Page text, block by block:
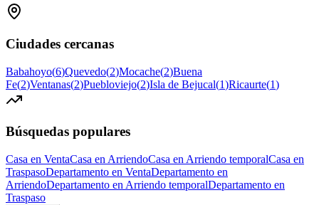
Ciudades cercanas
Babahoyo(6)Quevedo(2)Mocache(2)Buena
Fe(2)Ventanas(2)Puebloviejo(2)Isla de Bejucal(1)Ricaurte(1)
Búsquedas populares
Casa en VentaCasa en ArriendoCasa en Arriendo temporalCasa en
TraspasoDepartamento en VentaDepartamento en
ArriendoDepartamento en Arriendo temporalDepartamento en
Traspaso